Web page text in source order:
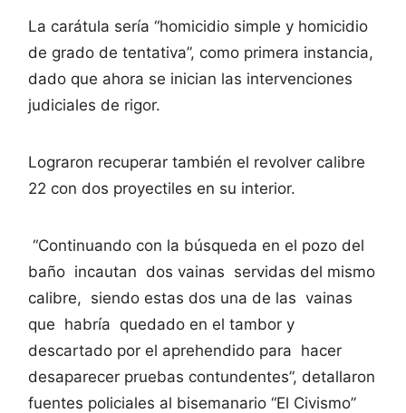
La carátula sería “homicidio simple y homicidio
de grado de tentativa”, como primera instancia,
dado que ahora se inician las intervenciones
judiciales de rigor.
Lograron recuperar también el revolver calibre
22 con dos proyectiles en su interior.
“Continuando con la búsqueda en el pozo del
baño incautan dos vainas servidas del mismo
calibre, siendo estas dos una de las vainas
que habría quedado en el tambor y
descartado por el aprehendido para hacer
desaparecer pruebas contundentes”, detallaron
fuentes policiales al bisemanario “El Civismo”